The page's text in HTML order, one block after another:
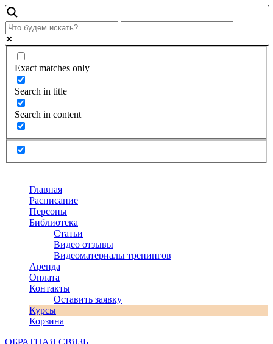
Exact matches only
Search in title
Search in content
Главная
Расписание
Персоны
Библиотека
Статьи
Видео отзывы
Видеоматериалы тренингов
Аренда
Оплата
Контакты
Оставить заявку
Курсы
Корзина